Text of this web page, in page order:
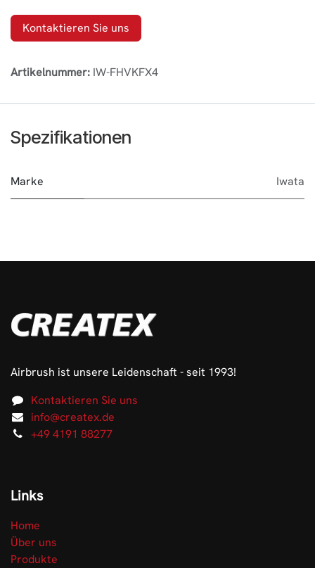
Kontaktieren Sie uns
Artikelnummer: IW-FHVKFX4
Spezifikationen
Marke Iwata
Airbrush ist unsere Leidenschaft - seit 1993!
Kontaktieren Sie uns
info@createx.de
+49 4191 88277
Links
Home
Über uns
Produkte